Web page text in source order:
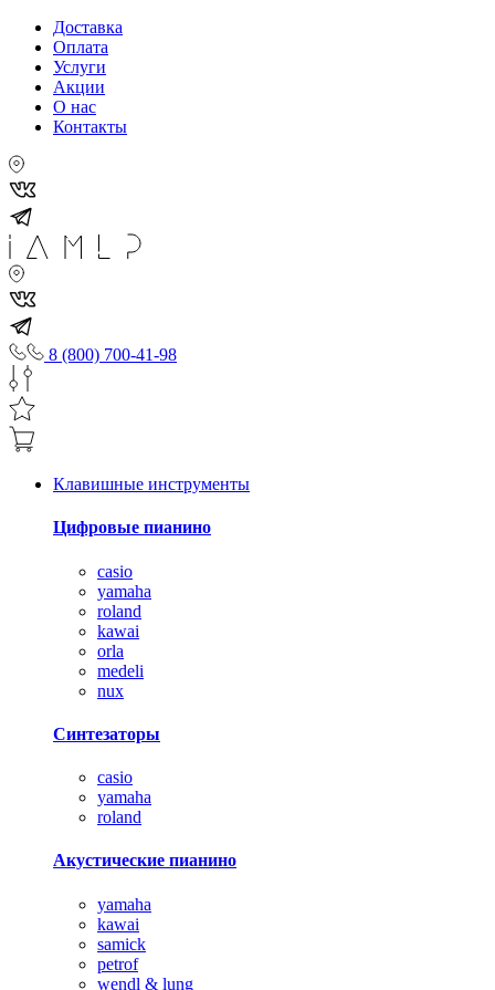
Доставка
Оплата
Услуги
Акции
О нас
Контакты
8 (800) 700-41-98
Клавишные инструменты
Цифровые пианино
casio
yamaha
roland
kawai
orla
medeli
nux
Синтезаторы
casio
yamaha
roland
Акустические пианино
yamaha
kawai
samick
petrof
wendl & lung